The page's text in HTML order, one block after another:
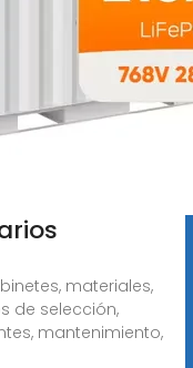
materiales,
de selección,
mantenimiento,